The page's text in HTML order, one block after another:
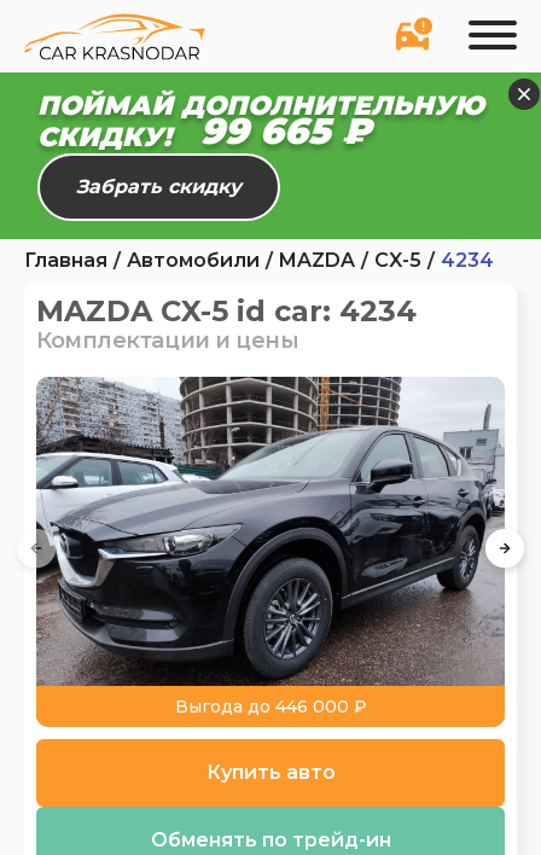
ПОЙМАЙ ДОПОЛНИТЕЛЬНУЮ
СКИДКУ!
99 610 ₽
Забрать скидку
Главная Автомобили MAZDA CX-5 4234
MAZDA CX-5 id car: 4234
Комплектации и цены
Выгода до 446 000 ₽
Купить авто
Обменять по трейд-ин